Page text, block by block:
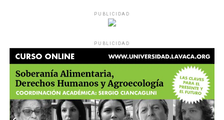
PUBLICIDAD
PUBLICIDAD